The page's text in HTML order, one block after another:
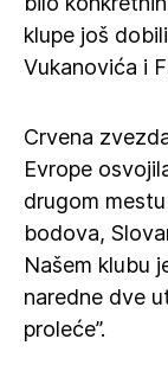
klupe još
Vukanovića i
Crvena
Evrope
drugom
bodova,
Našem klubu
naredne dve
proleće”.